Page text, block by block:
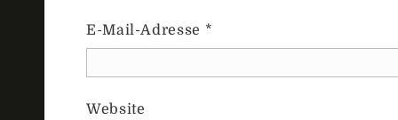
E-Mail-Adresse *
Website